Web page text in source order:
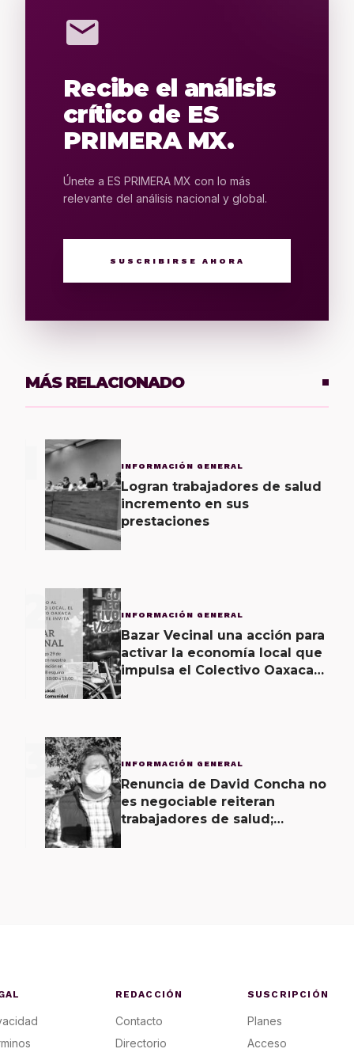
mail
Recibe el análisis
crítico de ES
PRIMERA MX.
Únete a ES PRIMERA MX con lo más
relevante del análisis nacional y global.
SUSCRIBIRSE AHORA
MÁS RELACIONADO
INFORMACIÓN GENERAL
Logran trabajadores de salud
incremento en sus
prestaciones
2 INFORMACIÓN GENERAL
Bazar Vecinal una acción para
activar la economía local que
impulsa el Colectivo Oaxaca
3 INFORMACIÓN GENERAL
Renuncia de David Concha no
es negociable reiteran
trabajadores de salud;
REDACCIÓN
Contacto
Directorio
SUSCRIPCIÓN
Planes
Acceso